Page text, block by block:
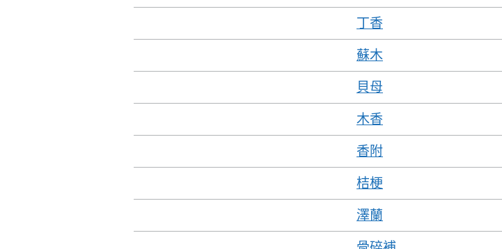
丁香
蘇木
貝母
木香
香附
桔梗
澤蘭